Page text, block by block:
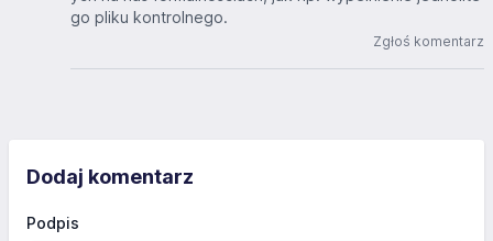
go pliku kontrolnego.
Zgłoś komentarz
Dodaj komentarz
Podpis